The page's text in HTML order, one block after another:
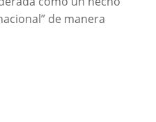
de manera